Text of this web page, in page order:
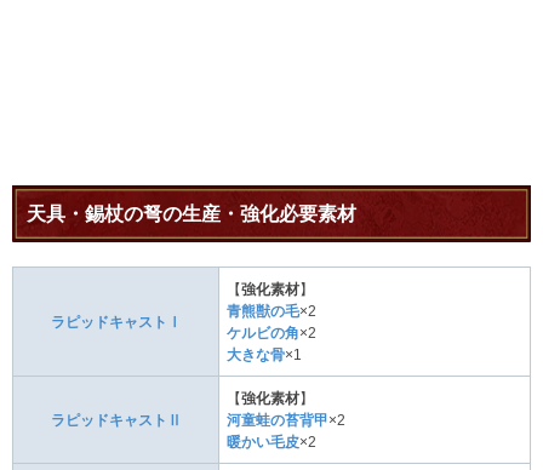
天具・錫杖の弩の生産・強化必要素材
ラピッドキャストⅠ
【強化素材】
青熊獣の毛×2
ケルビの角×2
大きな骨×1
ラピッドキャストⅡ
【強化素材】
河童蛙の苔背甲×2
暖かい毛皮×2